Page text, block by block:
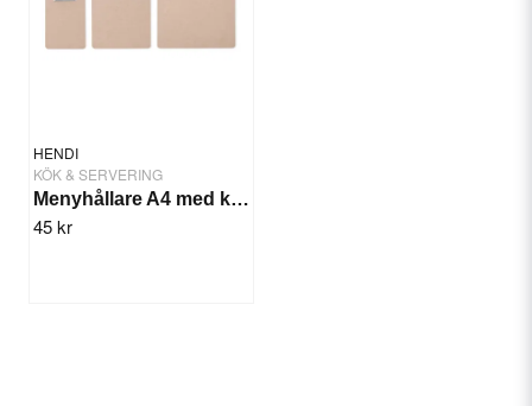
HENDI
KÖK & SERVERING
Menyhållare A4 med klipps
45 kr